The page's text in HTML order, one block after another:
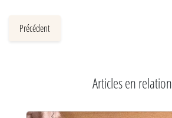
Précédent
Articles en relation